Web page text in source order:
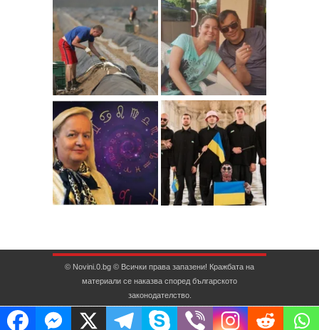
© Novini.0.bg © Всички права запазени! Кражбата на
материали се наказва според българското
законодателство.